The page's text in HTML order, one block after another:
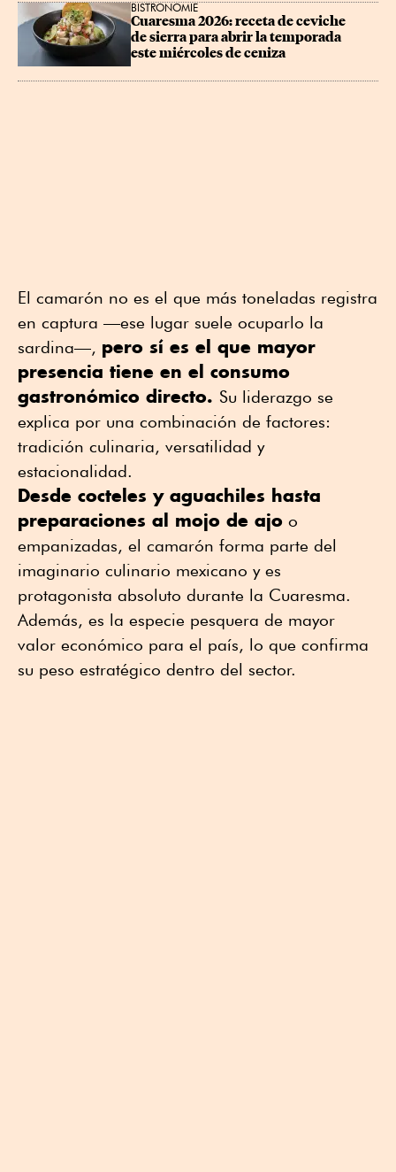
BISTRONOMIE
Cuaresma 2026: receta de ceviche
de sierra para abrir la temporada
este miércoles de ceniza
El camarón no es el que más toneladas registra
en captura —ese lugar suele ocuparlo la
sardina—, pero sí es el que mayor
presencia tiene en el consumo
gastronómico directo. Su liderazgo se
explica por una combinación de factores:
tradición culinaria, versatilidad y
estacionalidad.
Desde cocteles y aguachiles hasta
preparaciones al mojo de ajo o
empanizadas, el camarón forma parte del
imaginario culinario mexicano y es
protagonista absoluto durante la Cuaresma.
Además, es la especie pesquera de mayor
valor económico para el país, lo que confirma
su peso estratégico dentro del sector.